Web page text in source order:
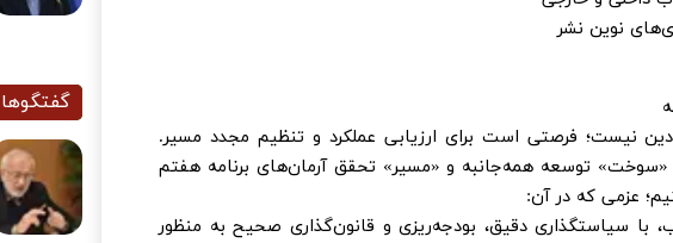
نوین نشر
نیست؛ فرصتی است برای ارزیابی عملکرد و تنظیم مجدد مسیر.
توسعه همه‌جانبه و «مسیر» تحقق آرمان‌های برنامه هفتم
عزمی که در آن:
با سیاستگذاری دقیق، بودجه‌ریزی و قانون‌گذاری صحیح به منظور
گفتگوها